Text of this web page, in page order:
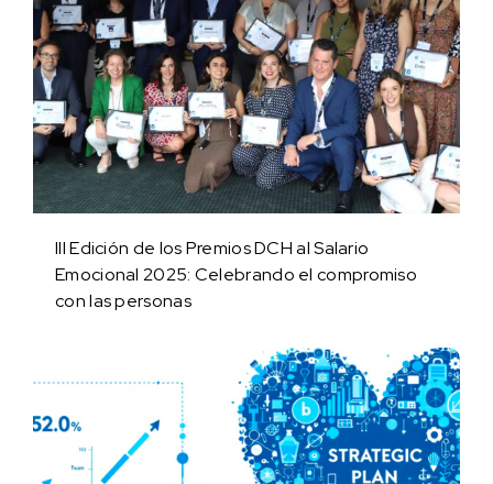
III Edición de los Premios DCH al Salario
Emocional 2025: Celebrando el compromiso
con las personas